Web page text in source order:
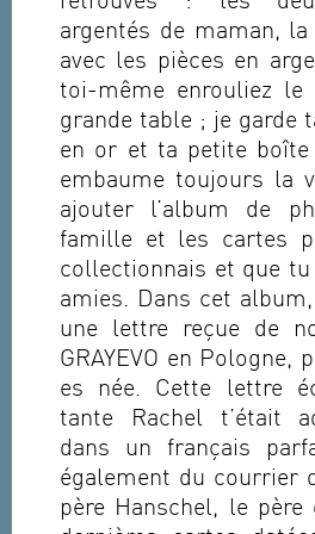
argentés de maman,
avec les pièces en
toi-même enrouliez
grande table ; je garde
en or et ta petite boîte
embaume toujours la
ajouter l’album de
famille et les cartes
collectionnais et que tu
amies. Dans cet
une lettre reçue de
GRAYEVO en Pologne,
es née. Cette lettre
tante Rachel t’était
dans un français
également du courrier
père Hanschel, le père